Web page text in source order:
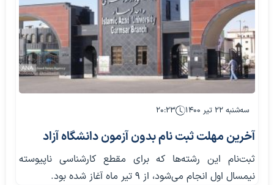
سه‌شنبه ۲۲ تیر ۱۴۰۰ ۲۰:۲۳
آخرین مهلت ثبت نام بدون آزمون دانشگاه آزاد
ثبت‌نام این رشته‌ها که برای مقطع کارشناسی ناپیوسته
نیمسال اول انجام می‌شود، از ۹ تیر ماه آغاز شده بود.